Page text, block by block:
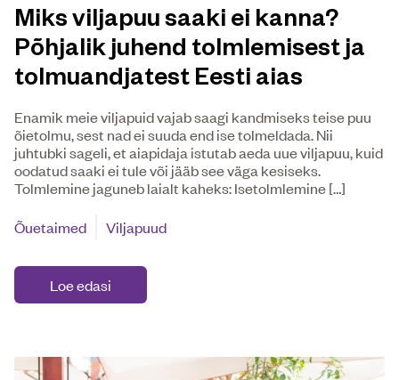
Miks viljapuu saaki ei kanna?
Põhjalik juhend tolmlemisest ja
tolmuandjatest Eesti aias
Enamik meie viljapuid vajab saagi kandmiseks teise puu
õietolmu, sest nad ei suuda end ise tolmeldada. Nii
juhtubki sageli, et aiapidaja istutab aeda uue viljapuu, kuid
oodatud saaki ei tule või jääb see väga kesiseks.
Tolmlemine jaguneb laialt kaheks: Isetolmlemine […]
Õuetaimed
Viljapuud
Loe edasi